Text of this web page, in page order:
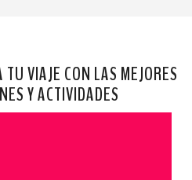
TU VIAJE CON LAS MEJORES
Y ACTIVIDADES